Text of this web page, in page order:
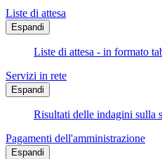
Liste di attesa
Espandi
Liste di attesa - in formato
Servizi in rete
Espandi
Risultati delle indagini sulla
Pagamenti dell'amministrazione
Espandi